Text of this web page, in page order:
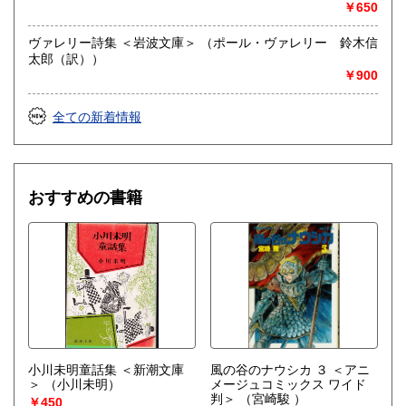
￥650
ヴァレリー詩集 ＜岩波文庫＞ （ポール・ヴァレリー 鈴木信
太郎（訳））
￥900
全ての新着情報
おすすめの書籍
小川未明童話集 ＜新潮文庫
＞
（小川未明）
￥450
風の谷のナウシカ ３ ＜アニ
メージュコミックス ワイド
判＞
（宮崎駿 ）